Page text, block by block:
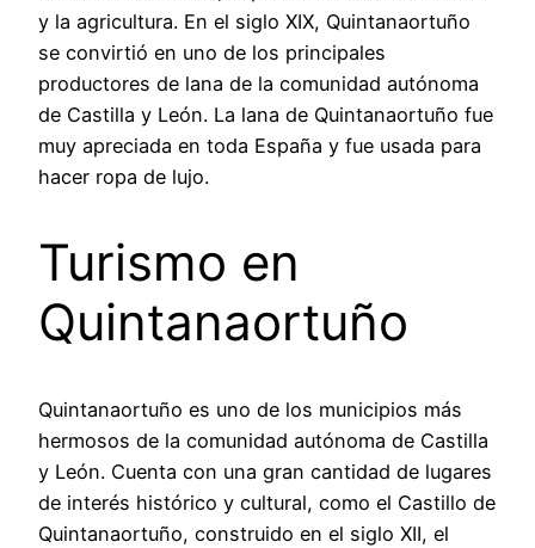
y la agricultura. En el siglo XIX, Quintanaortuño
se convirtió en uno de los principales
productores de lana de la comunidad autónoma
de Castilla y León. La lana de Quintanaortuño fue
muy apreciada en toda España y fue usada para
hacer ropa de lujo.
Turismo en
Quintanaortuño
Quintanaortuño es uno de los municipios más
hermosos de la comunidad autónoma de Castilla
y León. Cuenta con una gran cantidad de lugares
de interés histórico y cultural, como el Castillo de
Quintanaortuño, construido en el siglo XII, el